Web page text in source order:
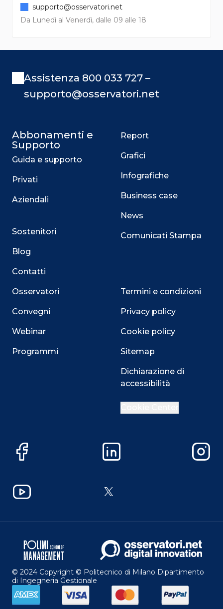
Da Lunedì al Venerdì, dalle 09 alle 18
supporto@osservatori.net
Assistenza 800 033 727 –
supporto@osservatori.net
Abbonamenti e
Supporto
Guida e supporto
Privati
Aziendali
Sostenitori
Blog
Contatti
Osservatori
Convegni
Webinar
Programmi
Report
Grafici
Infografiche
Business case
News
Comunicati Stampa
Termini e condizioni
Privacy policy
Cookie policy
Sitemap
Dichiarazione di
accessibilità
Facebook LinkedIn
YouTube X
© 2024 Copyright © Politecnico di Milano Dipartimento
di Ingegneria Gestionale